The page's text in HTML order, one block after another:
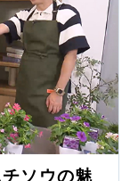
ソウの魅